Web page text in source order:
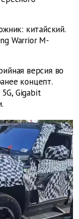
китайский.
Warrior M-
версия во
концепт.
Gigabit